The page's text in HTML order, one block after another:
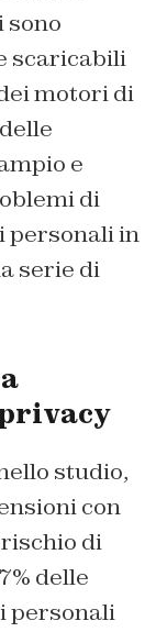
sono
scaricabili
motori di
e
di
personali in
serie di
studio,
con
di
delle
personali